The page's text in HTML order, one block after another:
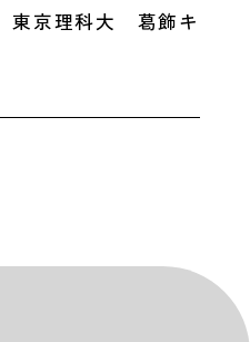
東京理科大 葛飾キ